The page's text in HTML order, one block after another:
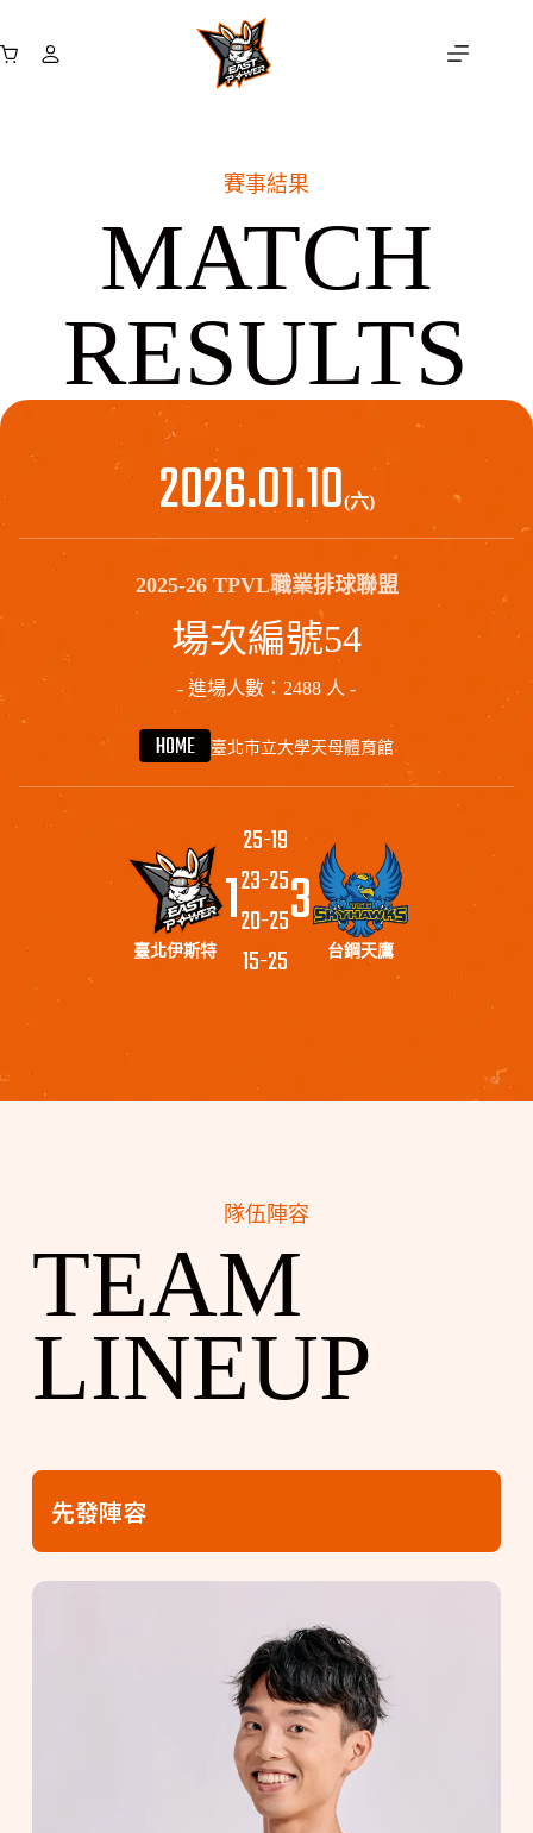
至
購
賽事結果
MATCH
RESULTS
2026.01.10(六)
2025-26 TPVL職業排球聯盟
場次編號54
- 進場人數：2488 人 -
HOME 臺北市立大學天母體育館
臺北伊斯特
1
25-19
23-25
20-25
15-25
3
台鋼天鷹
隊伍陣容
TEAM
LINEUP
先發陣容